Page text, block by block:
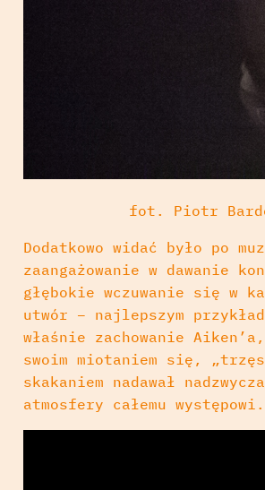
fot. Piotr
Dodatkowo widać było po
zaangażowanie w dawanie
głębokie wczuwanie się w
utwór – najlepszym
właśnie zachowanie
swoim miotaniem się,
skakaniem nadawał
atmosfery całemu występowi.